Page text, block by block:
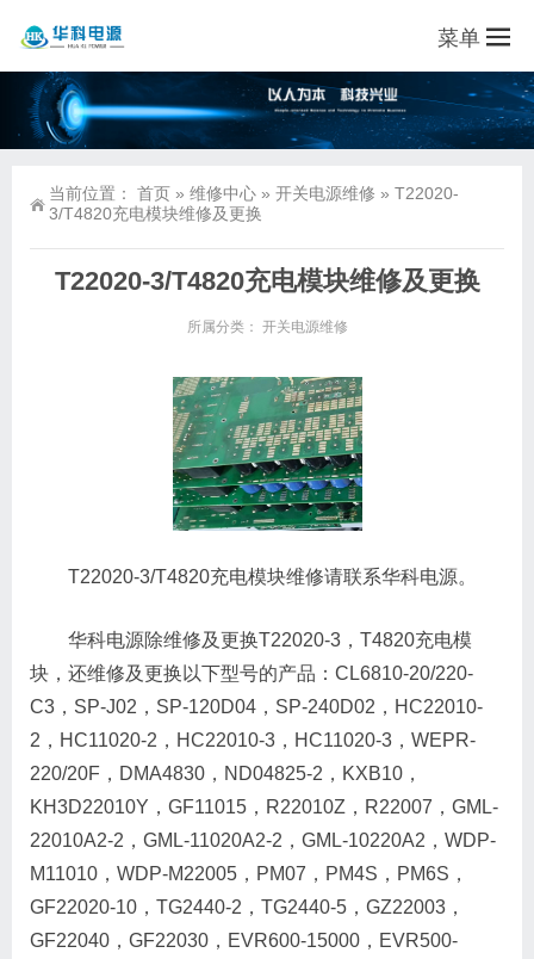
菜单
当前位置： 首页 » 维修中心 » 开关电源维修 » T22020-
3/T4820充电模块维修及更换
T22020-3/T4820充电模块维修及更换
所属分类： 开关电源维修
T22020-3/T4820充电模块维修请联系华科电源。
华科电源除维修及更换T22020-3，T4820充电模
块，还维修及更换以下型号的产品：CL6810-20/220-
C3，SP-J02，SP-120D04，SP-240D02，HC22010-
2，HC11020-2，HC22010-3，HC11020-3，WEPR-
220/20F，DMA4830，ND04825-2，KXB10，
KH3D22010Y，GF11015，R22010Z，R22007，GML-
22010A2-2，GML-11020A2-2，GML-10220A2，WDP-
M11010，WDP-M22005，PM07，PM4S，PM6S，
GF22020-10，TG2440-2，TG2440-5，GZ22003，
GF22040，GF22030，EVR600-15000，EVR500-